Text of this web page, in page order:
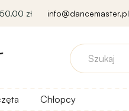
zł info@dancemaster.pl
Chłopcy